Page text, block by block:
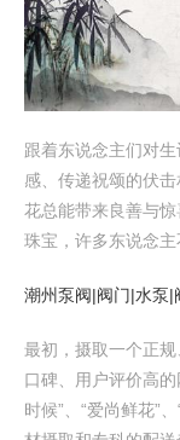
跟着东说念主们对
感、传递祝颂的伏
花总能带来良善与
珠宝，许多东说念
潮州泵阀|阀门|水泵|
最初，摄取一个正
口碑、用户评价高的
时候”、“爱尚鲜花”